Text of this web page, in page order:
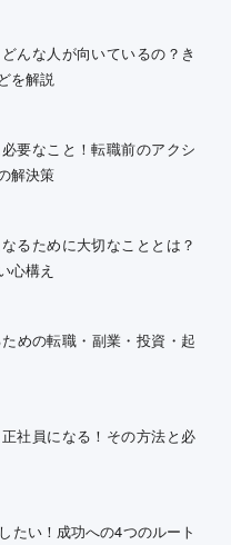
んな人が向いているの？き
を解説
要なこと！転職前のアクシ
解決策
るために大切なこととは？
心構え
めの転職・副業・投資・起
社員になる！その方法と必
たい！成功への4つのルート